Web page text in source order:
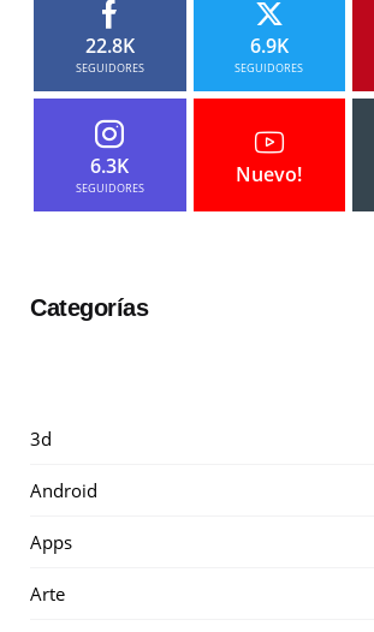
22.8K
SEGUIDORES
6.9K
SEGUIDORES
6.3K
SEGUIDORES
Nuevo!
Categorías
3d
Android
Apps
Arte